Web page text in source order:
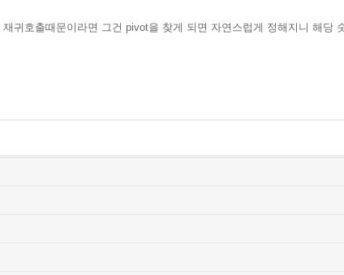
귀호출때문이라면 그건 pivot을 찾게 되면 자연스럽게 정해지니 해당